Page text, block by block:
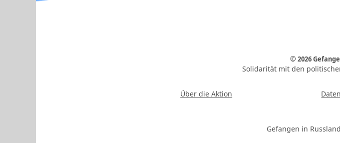
© 2026
Solidarität mit den
Über die Aktion
Gefangen in